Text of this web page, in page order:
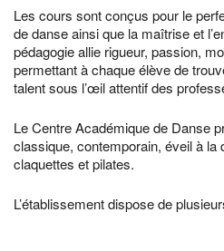
Les cours sont conçus pour le
de danse ainsi que la maîtrise et
pédagogie allie rigueur, passion,
permettant à chaque élève de
talent sous l’œil attentif des
Le Centre Académique de Danse
classique, contemporain, éveil à la
claquettes et pilates.
L’établissement dispose de